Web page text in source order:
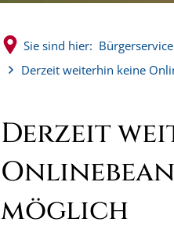
Sie sind hier: Bürgerservice
Derzeit weiterhin keine
Derzeit
möglich